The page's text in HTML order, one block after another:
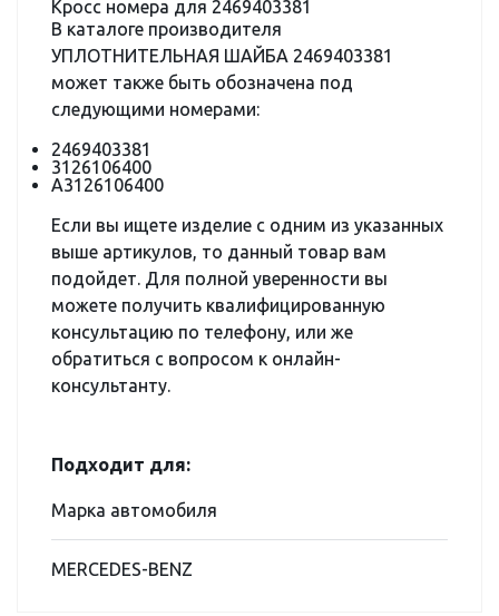
Кросс номера для 2469403381
В каталоге производителя
УПЛОТНИТЕЛЬНАЯ ШАЙБА 2469403381
может также быть обозначена под
следующими номерами:
2469403381
3126106400
A3126106400
Если вы ищете изделие с одним из указанных
выше артикулов, то данный товар вам
подойдет. Для полной уверенности вы
можете получить квалифицированную
консультацию по телефону, или же
обратиться с вопросом к онлайн-
консультанту.
Подходит для:
Марка автомобиля
MERCEDES-BENZ